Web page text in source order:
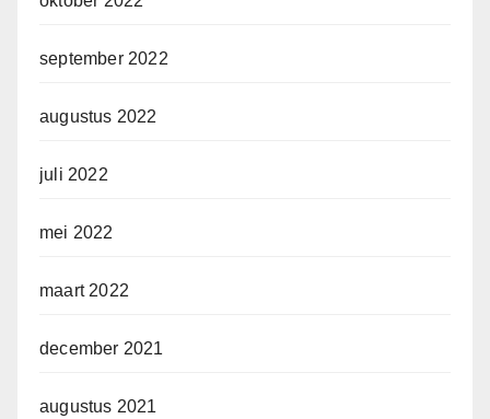
september 2022
augustus 2022
juli 2022
mei 2022
maart 2022
december 2021
augustus 2021